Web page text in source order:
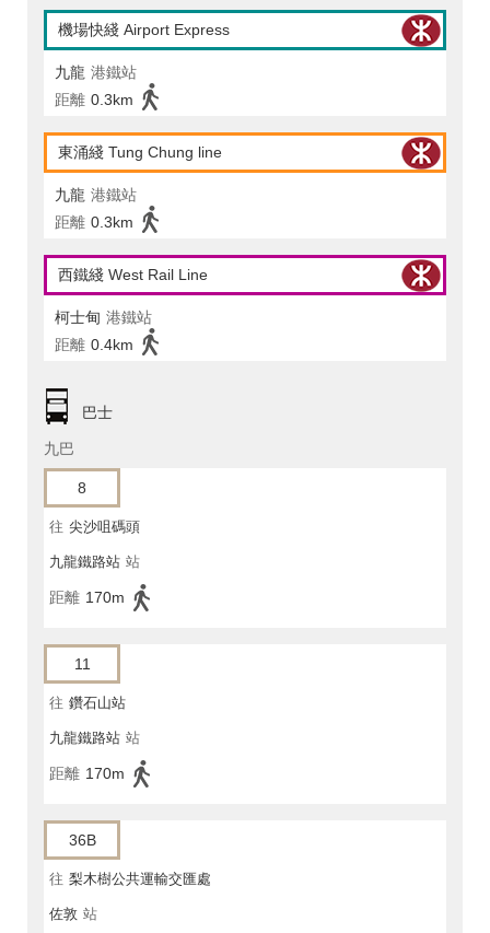
機場快綫 Airport Express
九龍 港鐵站
距離 0.3km
東涌綫 Tung Chung line
九龍 港鐵站
距離 0.3km
西鐵綫 West Rail Line
柯士甸 港鐵站
距離 0.4km
巴士
九巴
8
往 尖沙咀碼頭
九龍鐵路站 站
距離 170m
11
往 鑽石山站
九龍鐵路站 站
距離 170m
36B
往 梨木樹公共運輸交匯處
佐敦 站